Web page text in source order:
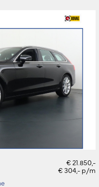
€ 21.850,-
€ 304,- p/m